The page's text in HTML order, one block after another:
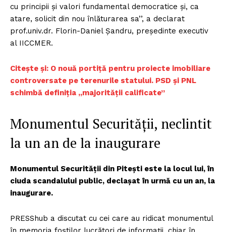
cu principii și valori fundamental democratice și, ca
atare, solicit din nou înlăturarea sa’’, a declarat
prof.univ.dr. Florin-Daniel Șandru, președinte executiv
al IICCMER.
Citește și: O nouă portiță pentru proiecte imobiliare
controversate pe terenurile statului. PSD și PNL
schimbă definiția „majorității calificate”
Monumentul Securităţii, neclintit
la un an de la inaugurare
Monumentul Securității din Piteşti este la locul lui, în
ciuda scandalului public, declașat în urmă cu un an, la
inaugurare.
PRESShub a discutat cu cei care au ridicat monumentul